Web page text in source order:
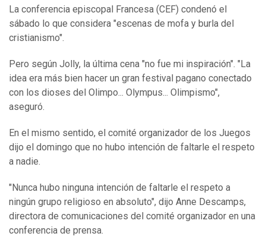
La conferencia episcopal Francesa (CEF) condenó el
sábado lo que considera "escenas de mofa y burla del
cristianismo".
Pero según Jolly, la última cena "no fue mi inspiración". "La
idea era más bien hacer un gran festival pagano conectado
con los dioses del Olimpo... Olympus... Olimpismo",
aseguró.
En el mismo sentido, el comité organizador de los Juegos
dijo el domingo que no hubo intención de faltarle el respeto
a nadie.
"Nunca hubo ninguna intención de faltarle el respeto a
ningún grupo religioso en absoluto", dijo Anne Descamps,
directora de comunicaciones del comité organizador en una
conferencia de prensa.